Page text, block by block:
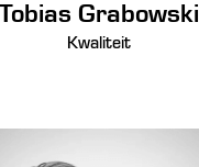
Tobias Grabowski
Kwaliteit